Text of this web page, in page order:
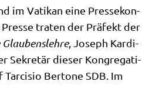
im Vati­kan eine Pres­se­kon­
tra­ten der Prä­fekt der
, Joseph Kar­di­
Sekre­tär die­ser Kon­gre­ga­ti­
Ber­to­ne SDB. Im